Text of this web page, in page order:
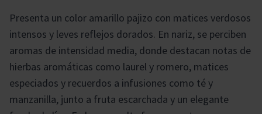
Presenta un color amarillo pajizo con matices verdosos
intensos y leves reflejos dorados. En nariz, se perciben
aromas de intensidad media, donde destacan notas de
hierbas aromáticas como laurel y romero, matices
especiados y recuerdos a infusiones como té y
manzanilla, junto a fruta escarchada y un elegante